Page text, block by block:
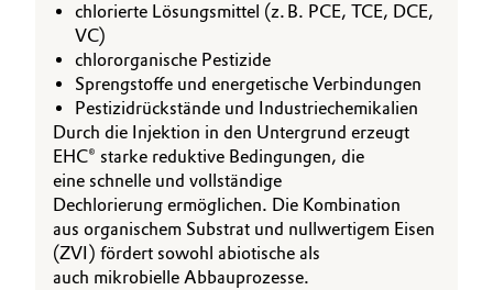
chlorierte Lösungsmittel (z. B. PCE, TCE, DCE,
VC)
chlororganische Pestizide
Sprengstoffe und energetische Verbindungen
Pestizidrückstände und Industriechemikalien
Durch die Injektion in den Untergrund erzeugt
EHC® starke reduktive Bedingungen, die
eine schnelle und vollständige
Dechlorierung ermöglichen. Die Kombination
aus organischem Substrat und nullwertigem Eisen
(ZVI) fördert sowohl abiotische als
auch mikrobielle Abbauprozesse.